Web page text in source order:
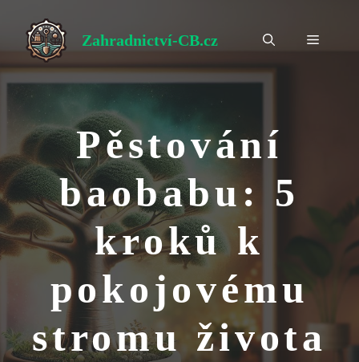
obsah
Zahradnictví-CB.cz Menu
Pěstování
baobabu: 5
kroků k
pokojovému
stromu života